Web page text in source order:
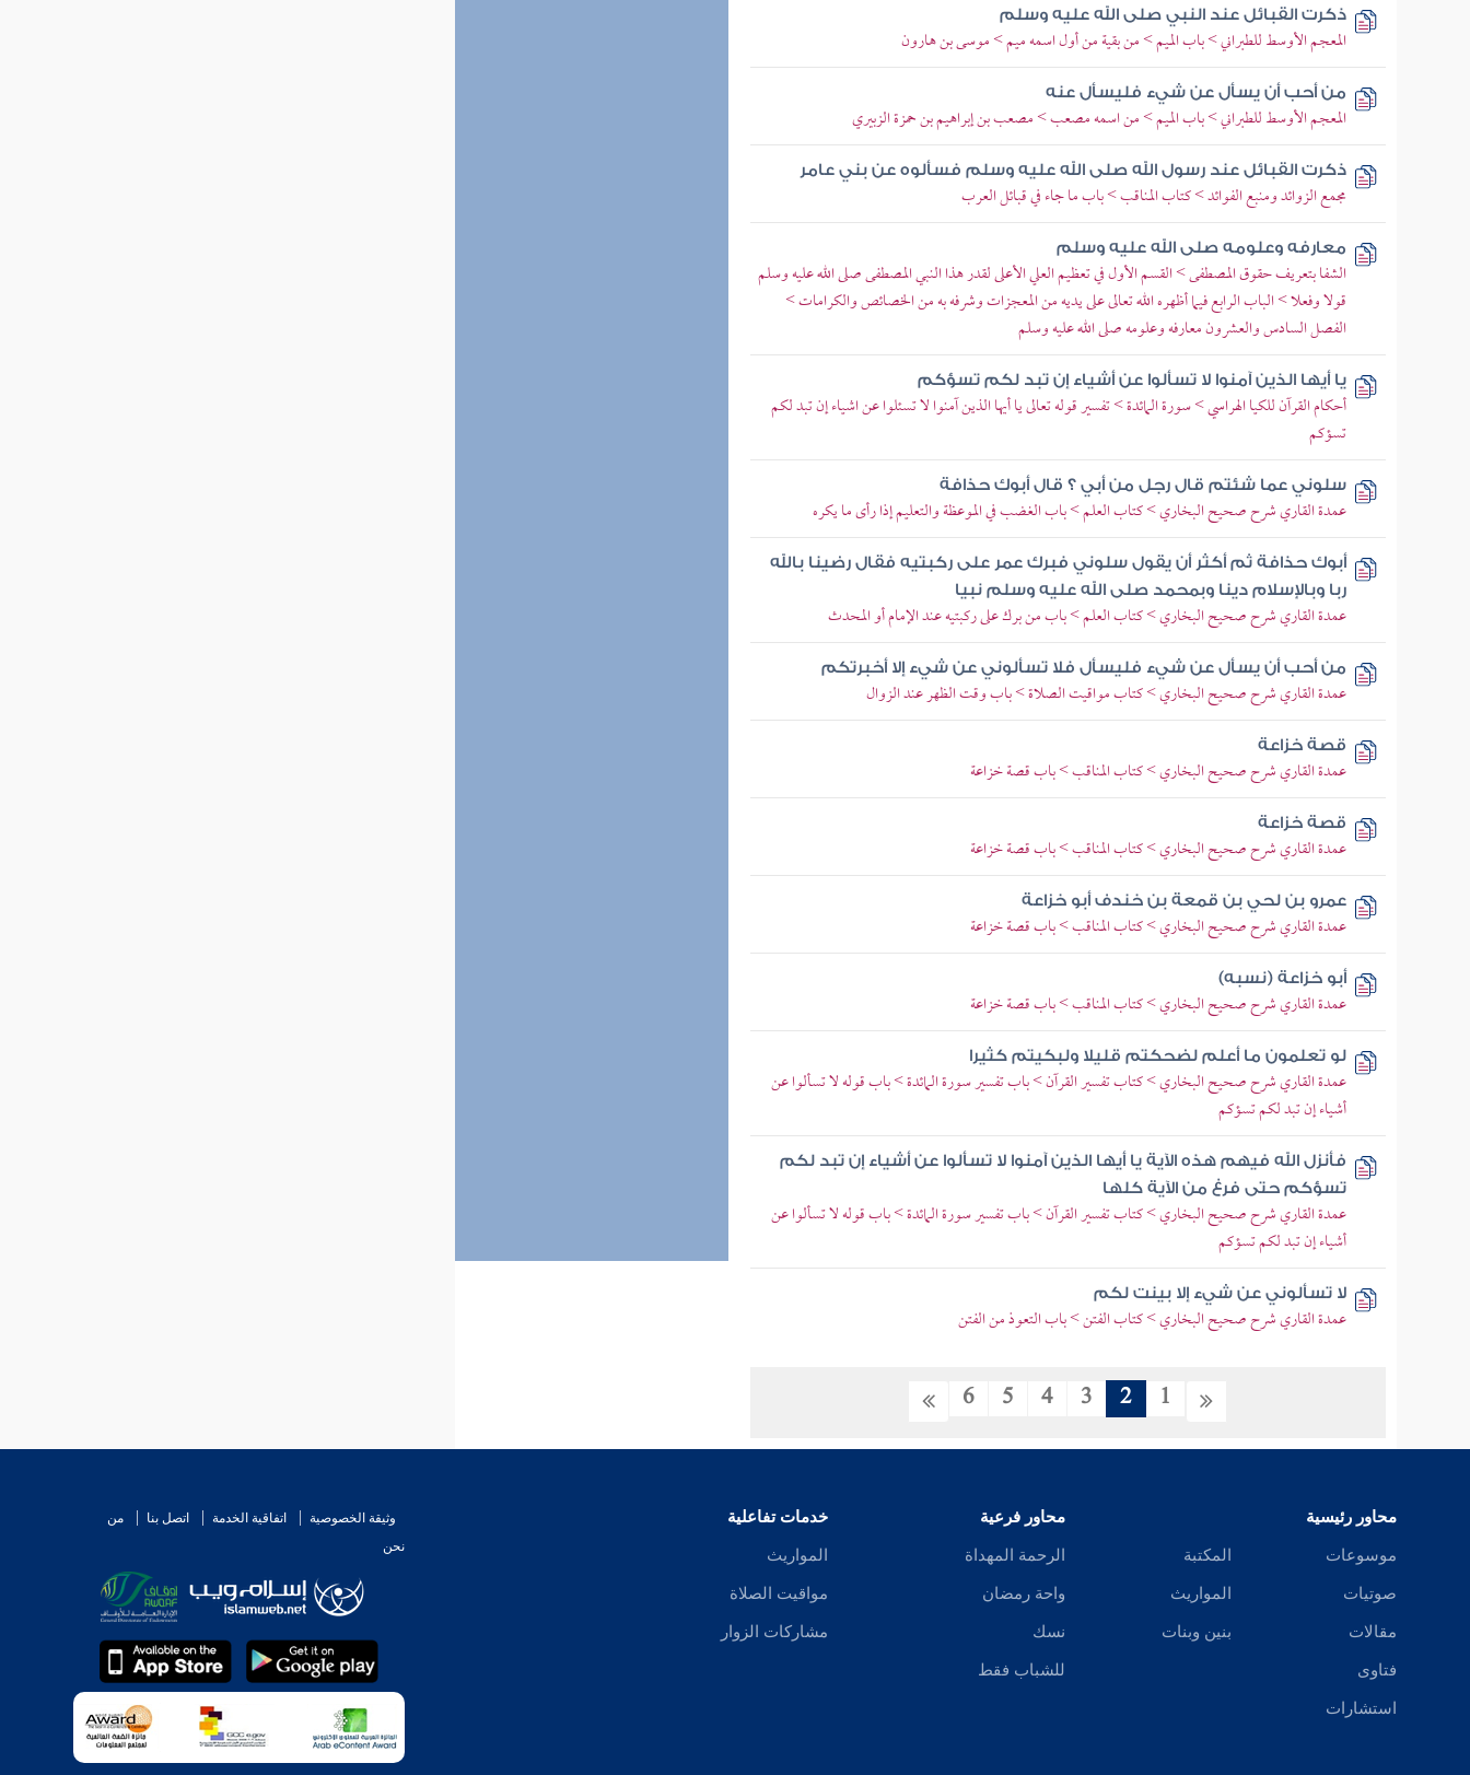
ذكرت القبائل عند النبي صلى الله عليه وسلم
المعجم الأوسط للطبراني > باب الميم > من بقية من أول اسمه ميم > موسى بن هارون
من أحب أن يسأل عن شيء فليسأل عنه
المعجم الأوسط للطبراني > باب الميم > من اسمه مصعب > مصعب بن إبراهيم بن حمزة الزبيري
ذكرت القبائل عند رسول الله صلى الله عليه وسلم فسألوه عن بني عامر
مجمع الزوائد ومنبع الفوائد > كتاب المناقب > باب ما جاء في قبائل العرب
معارفه وعلومه صلى الله عليه وسلم
الشفا بتعريف حقوق المصطفى > القسم الأول في تعظيم العلي الأعلى لقدر هذا النبي المصطفى صلى الله عليه وسلم
قولا وفعلا > الباب الرابع فيما أظهره الله تعالى على يديه من المعجزات وشرفه به من الخصائص والكرامات >
الفصل السادس والعشرون معارفه وعلومه صلى الله عليه وسلم
يا أيها الذين آمنوا لا تسألوا عن أشياء إن تبد لكم تسؤكم
أحكام القرآن للكيا الهراسي > سورة المائدة > تفسير قوله تعالى يا أيها الذين آمنوا لا تسئلوا عن اشياء إن تبد لكم
تسؤكم
سلوني عما شئتم قال رجل من أبي ؟ قال أبوك حذافة
عمدة القاري شرح صحيح البخاري > كتاب العلم > باب الغضب في الموعظة والتعليم إذا رأى ما يكره
أبوك حذافة ثم أكثر أن يقول سلوني فبرك عمر على ركبتيه فقال رضينا بالله
ربا وبالإسلام دينا وبمحمد صلى الله عليه وسلم نبيا
عمدة القاري شرح صحيح البخاري > كتاب العلم > باب من برك على ركبتيه عند الإمام أو المحدث
من أحب أن يسأل عن شيء فليسأل فلا تسألوني عن شيء إلا أخبرتكم
عمدة القاري شرح صحيح البخاري > كتاب مواقيت الصلاة > باب وقت الظهر عند الزوال
قصة خزاعة
عمدة القاري شرح صحيح البخاري > كتاب المناقب > باب قصة خزاعة
قصة خزاعة
عمدة القاري شرح صحيح البخاري > كتاب المناقب > باب قصة خزاعة
عمرو بن لحي بن قمعة بن خندف أبو خزاعة
عمدة القاري شرح صحيح البخاري > كتاب المناقب > باب قصة خزاعة
أبو خزاعة (نسبه)
عمدة القاري شرح صحيح البخاري > كتاب المناقب > باب قصة خزاعة
لو تعلمون ما أعلم لضحكتم قليلا ولبكيتم كثيرا
عمدة القاري شرح صحيح البخاري > كتاب تفسير القرآن > باب تفسير سورة المائدة > باب قوله لا تسألوا عن
أشياء إن تبد لكم تسؤكم
فأنزل الله فيهم هذه الآية يا أيها الذين آمنوا لا تسألوا عن أشياء إن تبد لكم
تسؤكم حتى فرغ من الآية كلها
عمدة القاري شرح صحيح البخاري > كتاب تفسير القرآن > باب تفسير سورة المائدة > باب قوله لا تسألوا عن
أشياء إن تبد لكم تسؤكم
لا تسألوني عن شيء إلا بينت لكم
عمدة القاري شرح صحيح البخاري > كتاب الفتن > باب التعوذ من الفتن
1
2
3
4
5
6
محاور رئيسية
موسوعات
صوتيات
مقالات
فتاوى
استشارات
المكتبة
المواريث
بنين وبنات
محاور فرعية
الرحمة المهداة
واحة رمضان
نسك
للشباب فقط
خدمات تفاعلية
المواريث
مواقيت الصلاة
مشاركات الزوار
وثيقة الخصوصية اتفاقية الخدمة اتصل بنا
من
نحن